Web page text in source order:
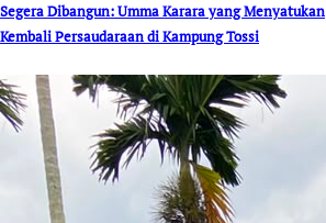
Segera Dibangun: Umma Karara yang Menyatukan
Kembali Persaudaraan di Kampung Tossi